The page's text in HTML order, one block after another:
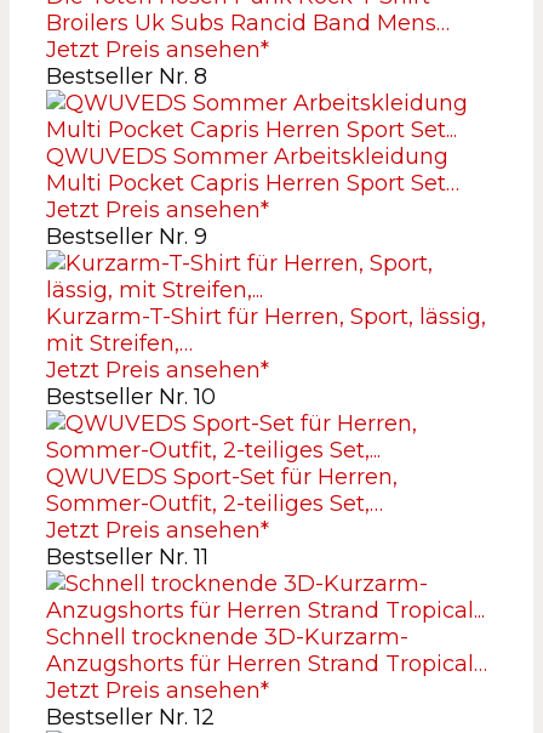
Broilers Uk Subs Rancid Band Mens…
Jetzt Preis ansehen*
Bestseller Nr. 8
QWUVEDS Sommer Arbeitskleidung
Multi Pocket Capris Herren Sport Set…
Jetzt Preis ansehen*
Bestseller Nr. 9
Kurzarm-T-Shirt für Herren, Sport, lässig,
mit Streifen,…
Jetzt Preis ansehen*
Bestseller Nr. 10
QWUVEDS Sport-Set für Herren,
Sommer-Outfit, 2-teiliges Set,…
Jetzt Preis ansehen*
Bestseller Nr. 11
Schnell trocknende 3D-Kurzarm-
Anzugshorts für Herren Strand Tropical…
Jetzt Preis ansehen*
Bestseller Nr. 12